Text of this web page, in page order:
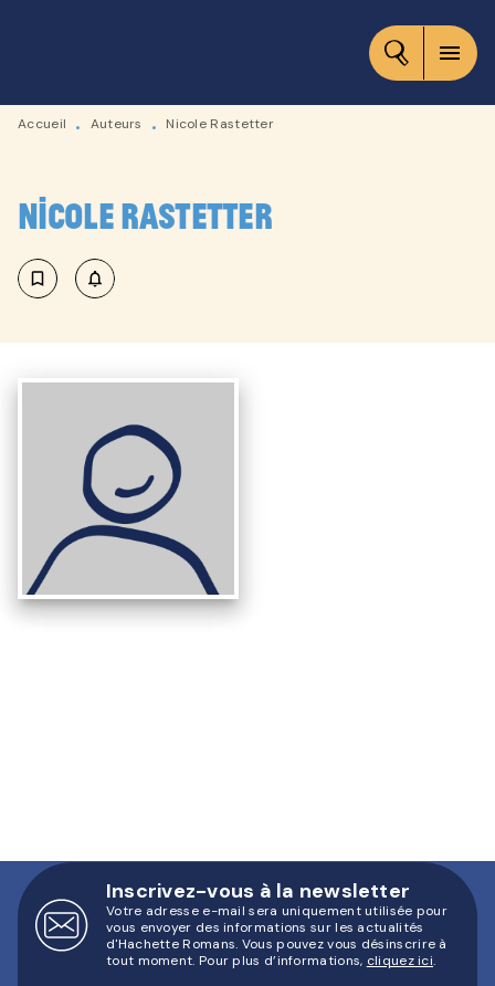
CONTENU
menu
Accueil • Auteurs • Nicole Rastetter
Nicole Rastetter
bookmark_border notifications_none_outlined
Inscrivez-vous à la newsletter
Votre adresse e-mail sera uniquement utilisée pour
vous envoyer des informations sur les actualités
d'Hachette Romans. Vous pouvez vous désinscrire à
tout moment. Pour plus d’informations, cliquez ici.